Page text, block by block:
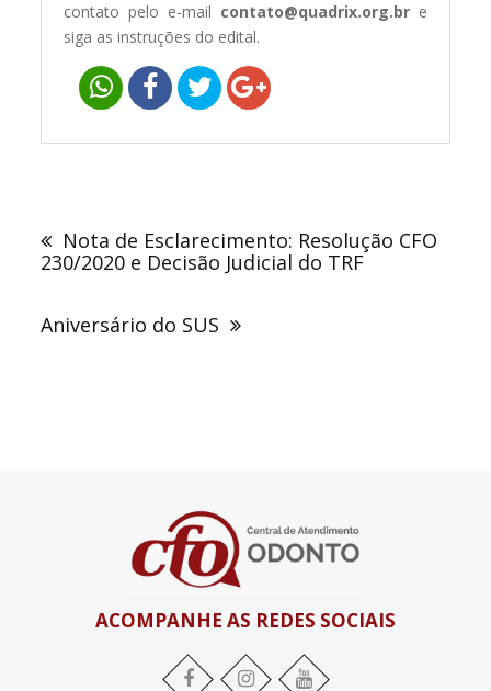
contato pelo e-mail contato@quadrix.org.bre
siga as instruções do edital.
PostNota de Esclarecimento: Resolução CFO
230/2020 e Decisão Judicial do TRF
Aniversário do SUS
ACOMPANHE AS REDES SOCIAIS